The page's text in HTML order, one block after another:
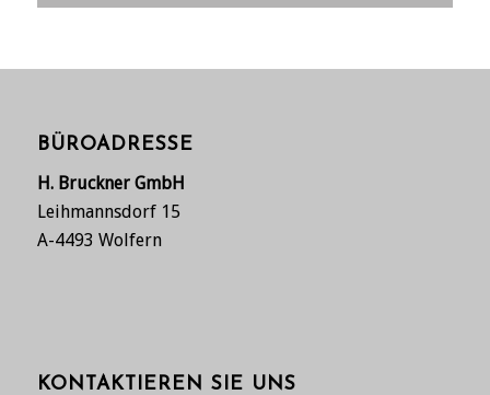
BÜROADRESSE
H. Bruckner GmbH
Leihmannsdorf 15
A-4493 Wolfern
KONTAKTIEREN SIE UNS